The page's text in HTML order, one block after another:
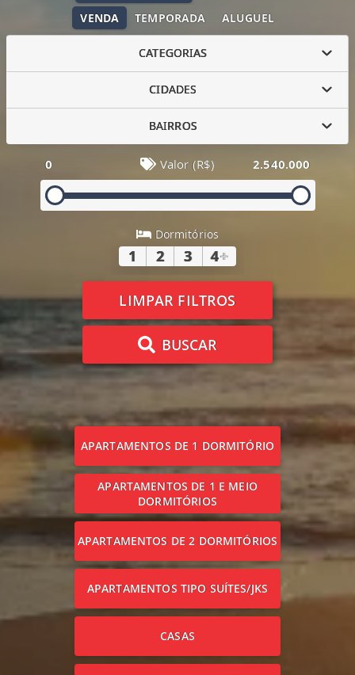
VENDA TEMPORADA ALUGUEL
CATEGORIAS
CIDADES
BAIRROS
0 Valor (R$) 2.540.000
Dormitórios
1 2 3 4+
LIMPAR FILTROS
BUSCAR
APARTAMENTOS DE 1 DORMITÓRIO
APARTAMENTOS DE 1 E MEIO
DORMITÓRIOS
APARTAMENTOS DE 2 DORMITÓRIOS
APARTAMENTOS TIPO SUÍTES/JKS
CASAS